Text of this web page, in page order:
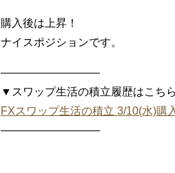
購入後は上昇！
ナイスポジションです。
—————————
▼スワップ生活の積立履歴はこち
FXスワップ生活の積立 3/10(水)購
—————————